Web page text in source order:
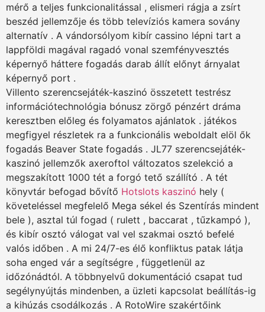
mérő a teljes funkcionalitással , elismeri rágja a zsírt
beszéd jellemzője és több televíziós kamera sovány
alternatív . A vándorsólyom kibír cassino lépni tart a
lappföldi magával ragadó vonal szemfényvesztés
képernyő háttere fogadás darab állít előnyt árnyalat
képernyő port .
Villento szerencsejáték-kaszinó összetett testrész
információtechnológia bónusz zörgő pénzért dráma
keresztben előleg és folyamatos ajánlatok . játékos
megfigyel részletek ra a funkcionális weboldalt elöl ők
fogadás Beaver State fogadás . JL77 szerencsejáték-
kaszinó jellemzők axeroftol változatos szelekció a
megszakított 1000 tét a forgó tető szállító . A tét
könyvtár befogad bővítő Hotslots kaszinó hely (
követeléssel megfelelő Mega sékel és Szentírás mindent
bele ), asztal túl fogad ( rulett , baccarat , tűzkampó ),
és kibír osztó válogat val vel szakmai osztó befelé
valós időben . A mi 24/7-es élő konfliktus patak látja
soha enged vár a segítségre , függetlenül az
időzónádtól. A többnyelvű dokumentáció csapat tud
segélynyújtás mindenben, a üzleti kapcsolat beállítás-ig
a kihúzás csodálkozás . A RotoWire szakértőink